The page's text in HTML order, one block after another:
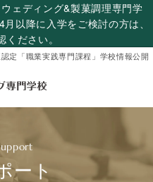
ェディング&製菓調理専門学
以降に入学をご検討の方は、
ください。
定「職業実践専門課程」学校情報公開
ート